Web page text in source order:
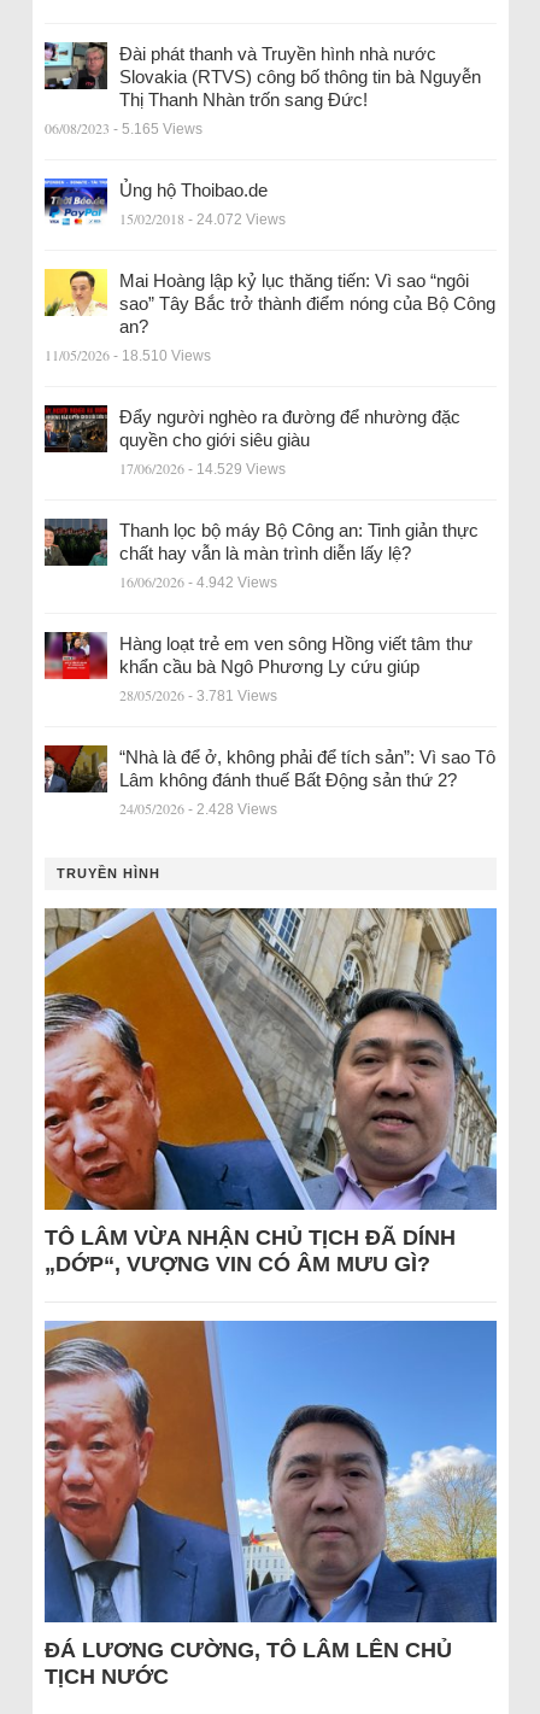
Đài phát thanh và Truyền hình nhà nước
Slovakia (RTVS) công bố thông tin bà Nguyễn
Thị Thanh Nhàn trốn sang Đức!
06/08/2023 - 5.165 Views
Ủng hộ Thoibao.de
15/02/2018 - 24.072 Views
Mai Hoàng lập kỷ lục thăng tiến: Vì sao “ngôi
sao” Tây Bắc trở thành điểm nóng của Bộ Công
an?
11/05/2026 - 18.510 Views
Đẩy người nghèo ra đường để nhường đặc
quyền cho giới siêu giàu
17/06/2026 - 14.529 Views
Thanh lọc bộ máy Bộ Công an: Tinh giản thực
chất hay vẫn là màn trình diễn lấy lệ?
16/06/2026 - 4.942 Views
Hàng loạt trẻ em ven sông Hồng viết tâm thư
khẩn cầu bà Ngô Phương Ly cứu giúp
28/05/2026 - 3.781 Views
“Nhà là để ở, không phải để tích sản”: Vì sao Tô
Lâm không đánh thuế Bất Động sản thứ 2?
24/05/2026 - 2.428 Views
TRUYỀN HÌNH
TÔ LÂM VỪA NHẬN CHỦ TỊCH ĐÃ DÍNH
„DỚP“, VƯỢNG VIN CÓ ÂM MƯU GÌ?
ĐÁ LƯƠNG CƯỜNG, TÔ LÂM LÊN CHỦ
TỊCH NƯỚC